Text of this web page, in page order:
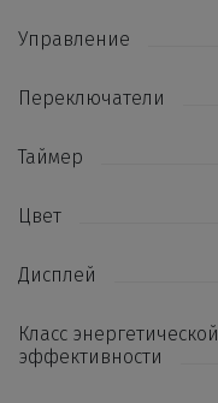
Управление
Переключатели
Таймер
Цвет
Дисплей
Класс энергетической
эффективности